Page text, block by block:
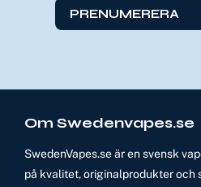
PRENUMERERA
Om Swedenvapes.se
SwedenVapes.se är en svensk
på kvalitet, originalprodukter och